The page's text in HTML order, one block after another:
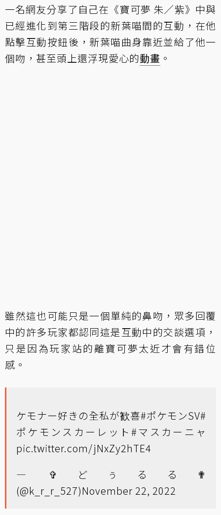
一名網友分享了自己在《寶可夢 朱／紫》中與
已經進化到第三階段的新葉喵間的互動，在他
點擊互動按鈕後，新葉喵曲身靠近並給了他一
個吻，甚至頭上還浮現愛心的動畫 。
雖然這也可能只是一個單純的鼻吻，眾多回覆
中的許多玩家都認同這是互動中的交談選項，
只是因為玩家站的離寶可夢太近才會有錯位
感。
ケモナー好きの全私が歓喜#ポケモンSV#
ポケモンスカーレット#マスカーニャ
pic.twitter.com/jNxZy2hTE4
— ✞どぅるる✟
(@k_r_r_527)November 22, 2022